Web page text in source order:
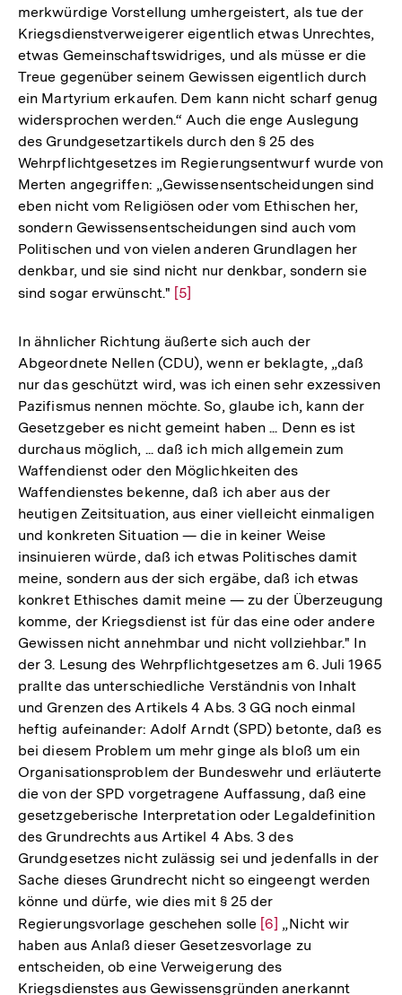
merkwürdige Vorstellung umhergeistert, als tue der
Kriegsdienstverweigerer eigentlich etwas Unrechtes,
etwas Gemeinschaftswidriges, und als müsse er die
Treue gegenüber seinem Gewissen eigentlich durch
ein Martyrium erkaufen. Dem kann nicht scharf genug
widersprochen werden.“ Auch die enge Auslegung
des Grundgesetzartikels durch den § 25 des
Wehrpflichtgesetzes im Regierungsentwurf wurde von
Merten angegriffen: „Gewissensentscheidungen sind
eben nicht vom Religiösen oder vom Ethischen her,
sondern Gewissensentscheidungen sind auch vom
Politischen und von vielen anderen Grundlagen her
denkbar, und sie sind nicht nur denkbar, sondern sie
sind sogar erwünscht." Zur
der
Fußnote
[5]
In ähnlicher Richtung äußerte sich auch der
Abgeordnete Nellen (CDU), wenn er beklagte, „daß
nur das geschützt wird, was ich einen sehr exzessiven
Pazifismus nennen möchte. So, glaube ich, kann der
Gesetzgeber es nicht gemeint haben ... Denn es ist
durchaus möglich, ... daß ich mich allgemein zum
Waffendienst oder den Möglichkeiten des
Waffendienstes bekenne, daß ich aber aus der
heutigen Zeitsituation, aus einer vielleicht einmaligen
und konkreten Situation — die in keiner Weise
insinuieren würde, daß ich etwas Politisches damit
meine, sondern aus der sich ergäbe, daß ich etwas
konkret Ethisches damit meine — zu der Überzeugung
komme, der Kriegsdienst ist für das eine oder andere
Gewissen nicht annehmbar und nicht vollziehbar." In
der 3. Lesung des Wehrpflichtgesetzes am 6. Juli 1965
prallte das unterschiedliche Verständnis von Inhalt
und Grenzen des Artikels 4 Abs. 3 GG noch einmal
heftig aufeinander: Adolf Arndt (SPD) betonte, daß es
bei diesem Problem um mehr ginge als bloß um ein
Organisationsproblem der Bundeswehr und erläuterte
die von der SPD vorgetragene Auffassung, daß eine
gesetzgeberische Interpretation oder Legaldefinition
des Grundrechts aus Artikel 4 Abs. 3 des
Grundgesetzes nicht zulässig sei und jedenfalls in der
Sache dieses Grundrecht nicht so eingeengt werden
könne und dürfe, wie dies mit § 25 der
Regierungsvorlage geschehen solle Zur
Auflösung
der
Fußnote
[6] „Nicht wir
haben aus Anlaß dieser Gesetzesvorlage zu
entscheiden, ob eine Verweigerung des
Kriegsdienstes aus Gewissensgründen anerkannt